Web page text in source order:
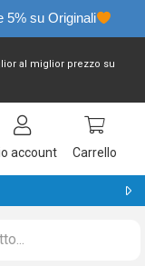
5% su Originali
al miglior prezzo su
account Carrello